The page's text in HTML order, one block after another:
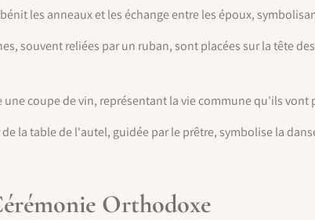
les anneaux et les échange entre les époux,
souvent reliées par un ruban, sont placées sur la tête
une coupe de vin, représentant la vie commune qu'ils vont
la table de l'autel, guidée par le prêtre, symbolise la
Orthodoxe